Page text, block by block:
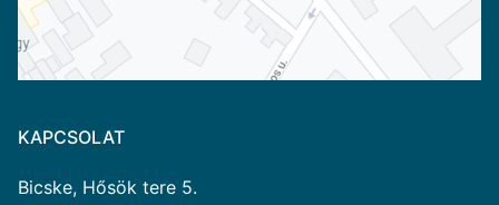
KAPCSOLAT
Bicske, Hősök tere 5.